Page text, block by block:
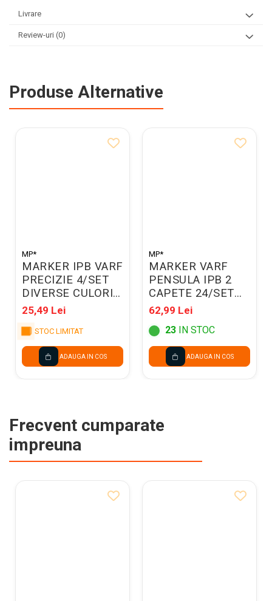
Livrare
Review-uri (0)
Produse Alternative
MP*
MARKER IPB VARF
PRECIZIE 4/SET
DIVERSE CULORI
PP928-01
25,49 Lei
STOC LIMITAT
ADAUGA IN COS
MP*
MARKER VARF
PENSULA IPB 2
CAPETE 24/SET
PP917-24
62,99 Lei
23 IN STOC
ADAUGA IN COS
Frecvent cumparate
impreuna